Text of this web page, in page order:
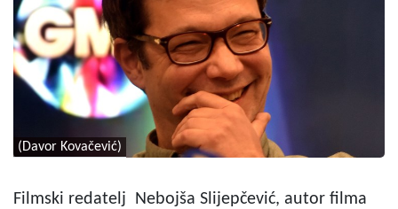
(Davor Kovačević)
Filmski redatelj Nebojša Slijepčević, autor filma